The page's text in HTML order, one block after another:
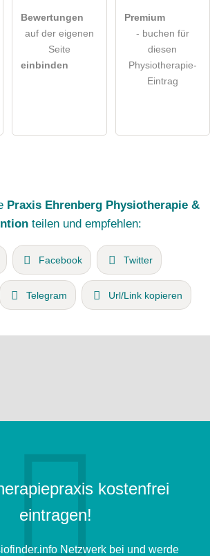
Bewertungen
auf der eigenen
Seite
einbinden
Premium
- buchen für
diesen
Physiotherapie-
Eintrag
Praxis Ehrenberg Physiotherapie &
teilen und empfehlen:
Facebook Twitter
Telegram Url/Link kopieren
kostenfrei
eintragen!
Netzwerk bei und werde